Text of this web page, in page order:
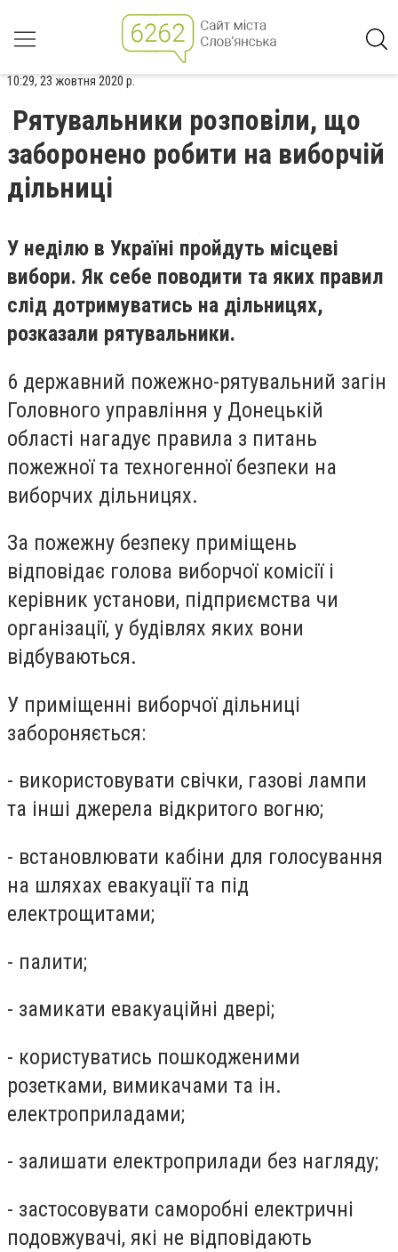
10:29, 23 жовтня 2020 р.
Рятувальники розповіли, що
заборонено робити на виборчій
дільниці
У неділю в Україні пройдуть місцеві
вибори. Як себе поводити та яких правил
слід дотримуватись на дільницях,
розказали рятувальники.
6 державний пожежно-рятувальний загін
Головного управління у Донецькій
області нагадує правила з питань
пожежної та техногенної безпеки на
виборчих дільницях.
За пожежну безпеку приміщень
відповідає голова виборчої комісії і
керівник установи, підприємства чи
організації, у будівлях яких вони
відбуваються.
У приміщенні виборчої дільниці
забороняється:
- використовувати свічки, газові лампи
та інші джерела відкритого вогню;
- встановлювати кабіни для голосування
на шляхах евакуації та під
електрощитами;
- палити;
- замикати евакуаційні двері;
- користуватись пошкодженими
розетками, вимикачами та ін.
електроприладами;
- залишати електроприлади без нагляду;
- застосовувати саморобні електричні
подовжувачі, які не відповідають